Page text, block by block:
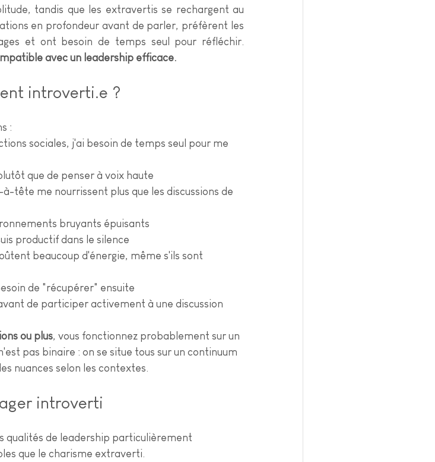
tandis que les extravertis se rechargent au
en profondeur avant de parler, préfèrent les
avec un leadership efficace.
introverti.e ?
:
sociales, j'ai besoin de temps seul pour me
que de penser à voix haute
tête me nourrissent plus que les discussions de
bruyants épuisants
productif dans le silence
beaucoup d'énergie, même s'ils sont
de "récupérer" ensuite
de participer activement à une discussion
ou plus, vous fonctionnez probablement sur un
pas binaire : on se situe tous sur un continuum
nuances selon les contextes.
introverti
qualités de leadership particulièrement
que le charisme extraverti.